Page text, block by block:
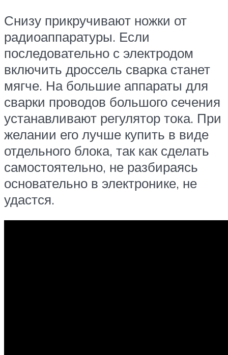
Снизу прикручивают ножки от
радиоаппаратуры. Если
последовательно с электродом
включить дроссель сварка станет
мягче. На большие аппараты для
сварки проводов большого сечения
устанавливают регулятор тока. При
желании его лучше купить в виде
отдельного блока, так как сделать
самостоятельно, не разбираясь
основательно в электронике, не
удастся.